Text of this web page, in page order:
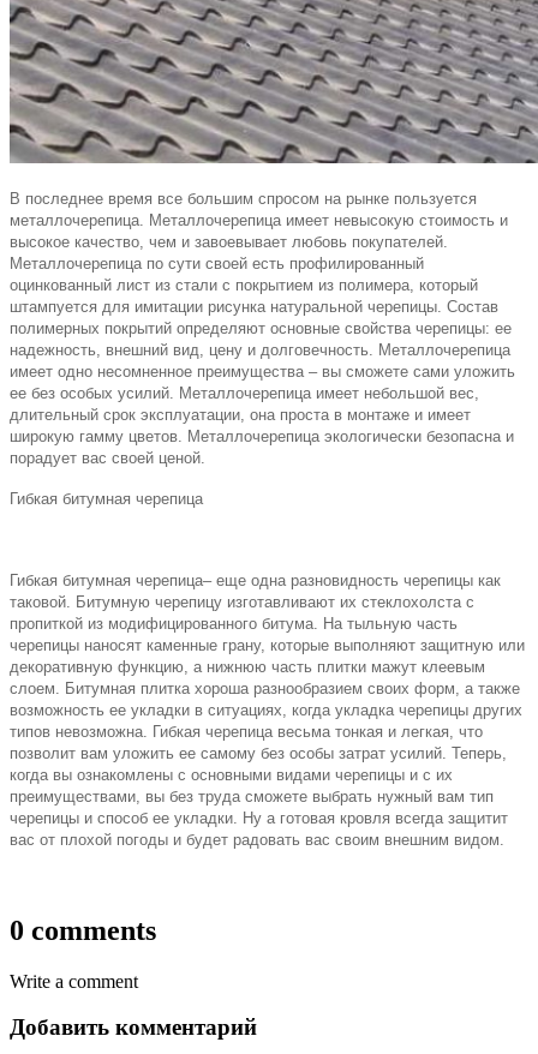
В последнее время все большим спросом на рынке пользуется
металлочерепица.
Металлочерепица имеет невысокую стоимость и
высокое качество, чем и завоевывает любовь покупателей.
Металлочерепица по сути своей есть профилированный
оцинкованный лист из стали с покрытием из полимера, который
штампуется для имитации рисунка натуральной черепицы. Состав
полимерных покрытий определяют основные свойства черепицы: ее
надежность, внешний вид, цену и долговечность. Металлочерепица
имеет одно несомненное преимущества – вы сможете сами уложить
ее без особых усилий. Металлочерепица имеет небольшой вес,
длительный срок эксплуатации, она проста в монтаже и имеет
широкую гамму цветов. Металлочерепица экологически безопасна и
порадует вас своей ценой.
Гибкая битумная черепица
Гибкая битумная черепица– еще одна разновидность черепицы как
таковой. Битумную черепицу изготавливают их стеклохолста с
пропиткой из модифицированного битума. На тыльную часть
черепицы наносят каменные грану, которые выполняют защитную или
декоративную функцию, а нижнюю часть плитки мажут клеевым
слоем.
Битумная плитка хороша разнообразием своих форм, а также
возможность ее укладки в ситуациях, когда укладка черепицы других
типов невозможна. Гибкая черепица весьма тонкая и легкая, что
позволит вам уложить ее самому без особы затрат усилий. Теперь,
когда вы ознакомлены с основными видами черепицы и с их
преимуществами, вы без труда сможете выбрать нужный вам тип
черепицы и способ ее укладки. Ну а готовая кровля всегда защитит
вас от плохой погоды и будет радовать вас своим внешним видом.
0 comments
Write a comment
Добавить комментарий